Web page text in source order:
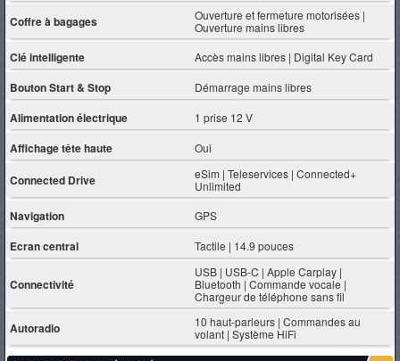
Coffre à bagages
Ouverture et fermeture motorisées |
Ouverture mains libres
Clé intelligente Accès mains libres | Digital Key Card
Bouton Start & Stop Démarrage mains libres
Alimentation électrique 1 prise 12 V
Affichage tête haute Oui
Connected Drive
eSim | Teleservices | Connected+
Unlimited
Navigation GPS
Ecran central Tactile | 14.9 pouces
Connectivité
USB | USB-C | Apple Carplay |
Bluetooth | Commande vocale |
Chargeur de téléphone sans fil
Autoradio
10 haut-parleurs | Commandes au
volant | Système HiFi